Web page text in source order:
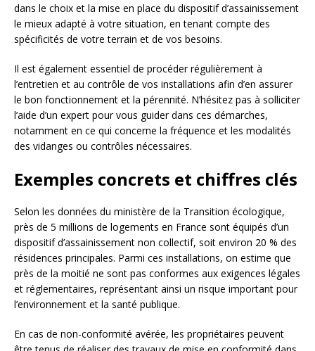
dans le choix et la mise en place du dispositif d’assainissement
le mieux adapté à votre situation, en tenant compte des
spécificités de votre terrain et de vos besoins.
Il est également essentiel de procéder régulièrement à
l’entretien et au contrôle de vos installations afin d’en assurer
le bon fonctionnement et la pérennité. N’hésitez pas à solliciter
l’aide d’un expert pour vous guider dans ces démarches,
notamment en ce qui concerne la fréquence et les modalités
des vidanges ou contrôles nécessaires.
Exemples concrets et chiffres clés
Selon les données du ministère de la Transition écologique,
près de 5 millions de logements en France sont équipés d’un
dispositif d’assainissement non collectif, soit environ 20 % des
résidences principales. Parmi ces installations, on estime que
près de la moitié ne sont pas conformes aux exigences légales
et réglementaires, représentant ainsi un risque important pour
l’environnement et la santé publique.
En cas de non-conformité avérée, les propriétaires peuvent